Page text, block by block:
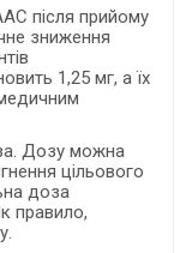
після прийому
зниження
1,25 мг, а їх
Дозу можна
цільового
доза
правило,